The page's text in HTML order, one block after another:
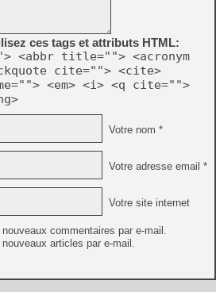
ces tags et attributs HTML:
<abbr title=""> <acronym
cite=""> <cite>
<em> <i> <q cite="">
Votre nom *
Votre adresse email *
Votre site internet
commentaires par e-mail.
articles par e-mail.